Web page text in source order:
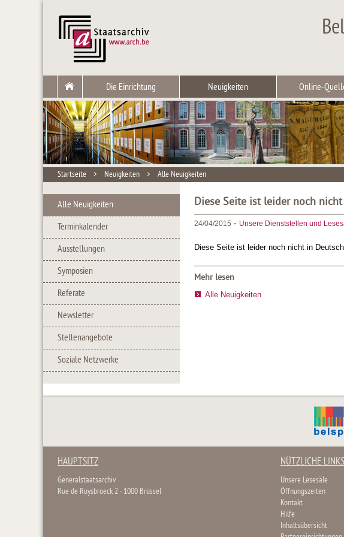
Die Einrichtung Neuigkeiten Online-
Startseite > Neuigkeiten > Alle Neuigkeiten
Alle Neuigkeiten
Terminkalender
Ausstellungen
Symposien
Referate
Newsletter
Stellenangebote
Soziale Netzwerke
Diese Seite ist leider noch
24/04/2015 - Unsere Dienststellen und
Diese Seite ist leider noch nicht in
Mehr lesen
Alle Neuigkeiten
HAUPTSITZ
Generalstaatsarchiv
Rue de Ruysbroeck 2 - 1000 Brüssel
NÜTZLICHE LINKS
Unsere Lesesäle
Öffnungszeiten
Kontakt
Hilfe
Inhaltsübersicht